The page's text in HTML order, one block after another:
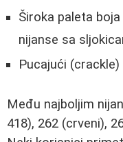
Široka paleta
nijanse sa
Pucajući
Među najboljim
418), 262 (crveni),